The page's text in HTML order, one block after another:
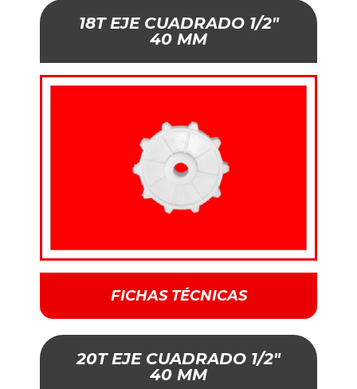
18T EJE CUADRADO 1/2"
40 MM
FICHAS TÉCNICAS
20T EJE CUADRADO 1/2"
40 MM